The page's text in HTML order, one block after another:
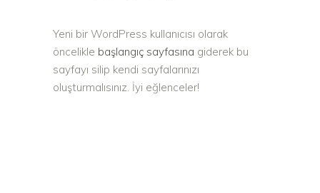
Yeni bir WordPress kullanıcısı olarak
öncelikle başlangıç sayfasına giderek bu
sayfayı silip kendi sayfalarınızı
oluşturmalısınız. İyi eğlenceler!